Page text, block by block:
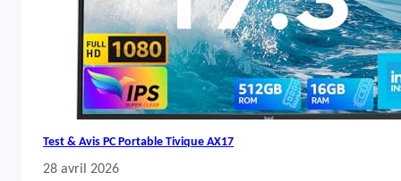
Test & Avis PC Portable Tivique AX17
28 avril 2026